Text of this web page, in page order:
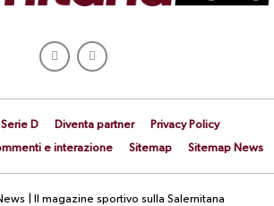
Serie D Diventa partner
Privacy Policy
e interazione
Sitemap Sitemap News
| Il magazine sportivo sulla Salernitana